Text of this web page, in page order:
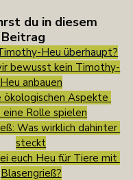
du in diesem
Beitrag
Heu überhaupt?
bewusst kein Timothy-
Heu anbauen
ökologischen Aspekte
eine Rolle spielen
Was wirklich dahinter
steckt
euch Heu für Tiere mit
Blasengrieß?